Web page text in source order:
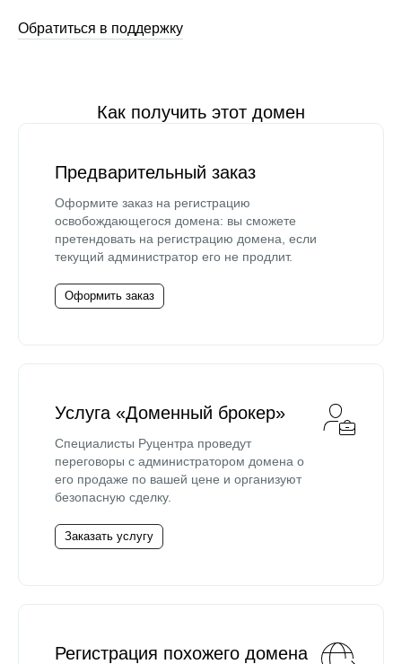
Обратиться в поддержку
Как получить этот домен
Предварительный заказ
Оформите заказ на регистрацию
освобождающегося домена: вы сможете
претендовать на регистрацию домена, если
текущий администратор его не продлит.
Оформить заказ
Услуга «Доменный брокер»
Специалисты Руцентра проведут
переговоры с администратором домена о
его продаже по вашей цене и организуют
безопасную сделку.
Заказать услугу
Регистрация похожего домена